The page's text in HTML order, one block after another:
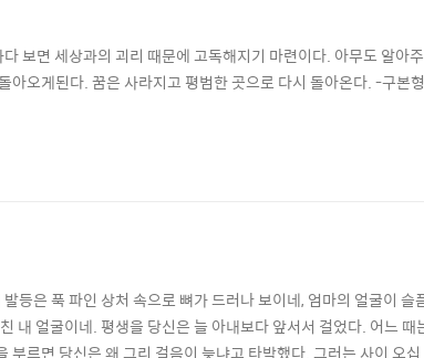
보면 세상과의 괴리 때문에 고독해지기 마련이다. 아무도 알아
아오게된다. 꿈은 사라지고 평범한 곳으로 다시 돌아온다. -구본
등은 푹 파인 상처 속으로 뼈가 드러나 보이네, 엄마의 얼굴이 슬
내 얼굴이네. 평생을 당신은 늘 아내보다 앞서서 걸었다. 어느 때
르면 당신은 왜 그리 걸음이 늦냐고 타박했다. 그러는 사이 오십